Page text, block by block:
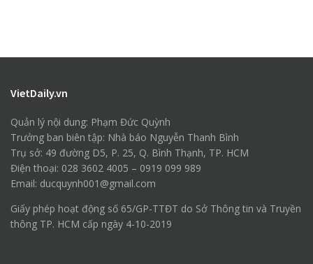
VietDaily.vn
Quản lý nội dung: Phạm Đức Quỳnh
Trưởng ban biên tập: Nhà báo Nguyễn Thanh Bình
Trụ sở: 49 đường D5, P. 25, Q. Bình Thạnh, TP. HCM
Điện thoại: 028 3602 4005 – 0919 099 989
Email: ducquynh001@gmail.com
Giấy phép hoạt động số 65/GP-TTĐT do Sở Thông tin và Truyền
thông TP. HCM cấp ngày 4-10-2019